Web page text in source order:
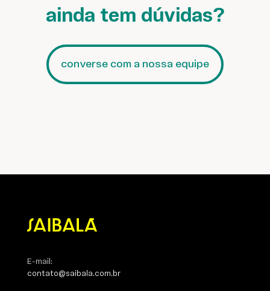
ainda tem dúvidas?
converse com a nossa equipe
E-mail:
contato@saibala.com.br